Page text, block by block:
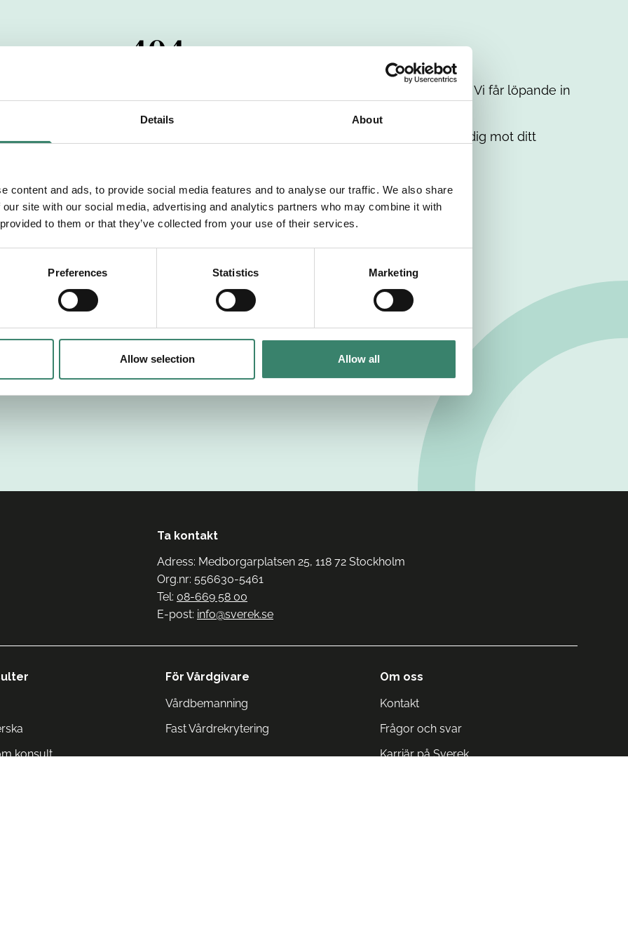
Details About
content and ads, to provide social media features and to analyse our traffic. We also share
site with our social media, advertising and analytics partners who may combine it with
to them or that they’ve collected from your use of their services.
Preferences Statistics Marketing
Allow selection Allow all
404
har passerats. Vi uppskattar verkligen ditt intresse. Misströsta inte. Vi får löpande in
dig med mer information om våra aktuella uppdrag. Tillsammans matchar vi dig mot ditt
Tillbaka till Sverek
Ta kontakt
Adress: Medborgarplatsen 25, 118 72 Stockholm
Org.nr: 556630-5461
Tel: 08-669 58 00
E-post: info@sverek.se
konsult
För Vårdgivare
Vårdbemanning
Fast Vårdrekrytering
Om oss
Kontakt
Frågor och svar
Karriär på Sverek